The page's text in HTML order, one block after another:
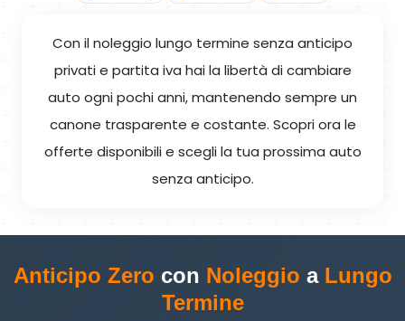
Con il noleggio lungo termine senza anticipo
privati e partita iva hai la libertà di cambiare
auto ogni pochi anni, mantenendo sempre un
canone trasparente e costante. Scopri ora le
offerte disponibili e scegli la tua prossima auto
senza anticipo.
Anticipo Zero con Noleggio a Lungo
Termine